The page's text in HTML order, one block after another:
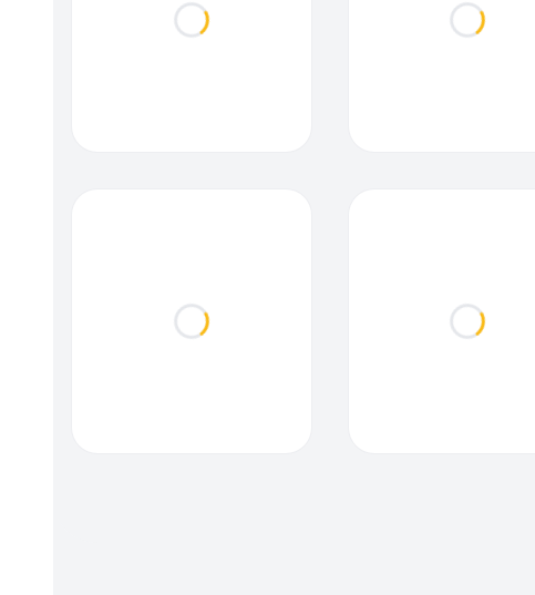
Loading... Loading...
Loading... Loading...